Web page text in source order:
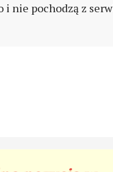
i nie pochodzą z